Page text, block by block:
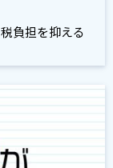
負担を抑える